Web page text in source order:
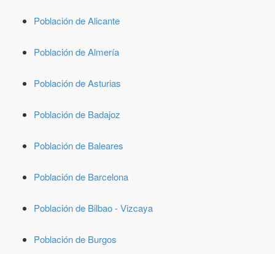
Población de Alicante
Población de Almería
Población de Asturias
Población de Badajoz
Población de Baleares
Población de Barcelona
Población de Bilbao - Vizcaya
Población de Burgos